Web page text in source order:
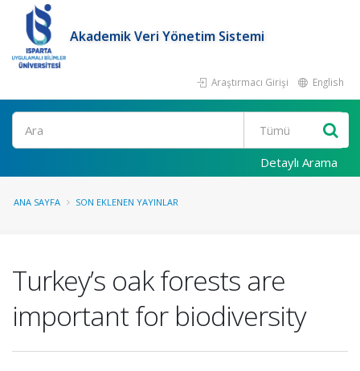
Akademik Veri Yönetim Sistemi
Araştırmacı Girişi English
Ara
Detaylı Arama
ANA SAYFA SON EKLENEN YAYINLAR
Turkey’s oak forests are
important for biodiversity